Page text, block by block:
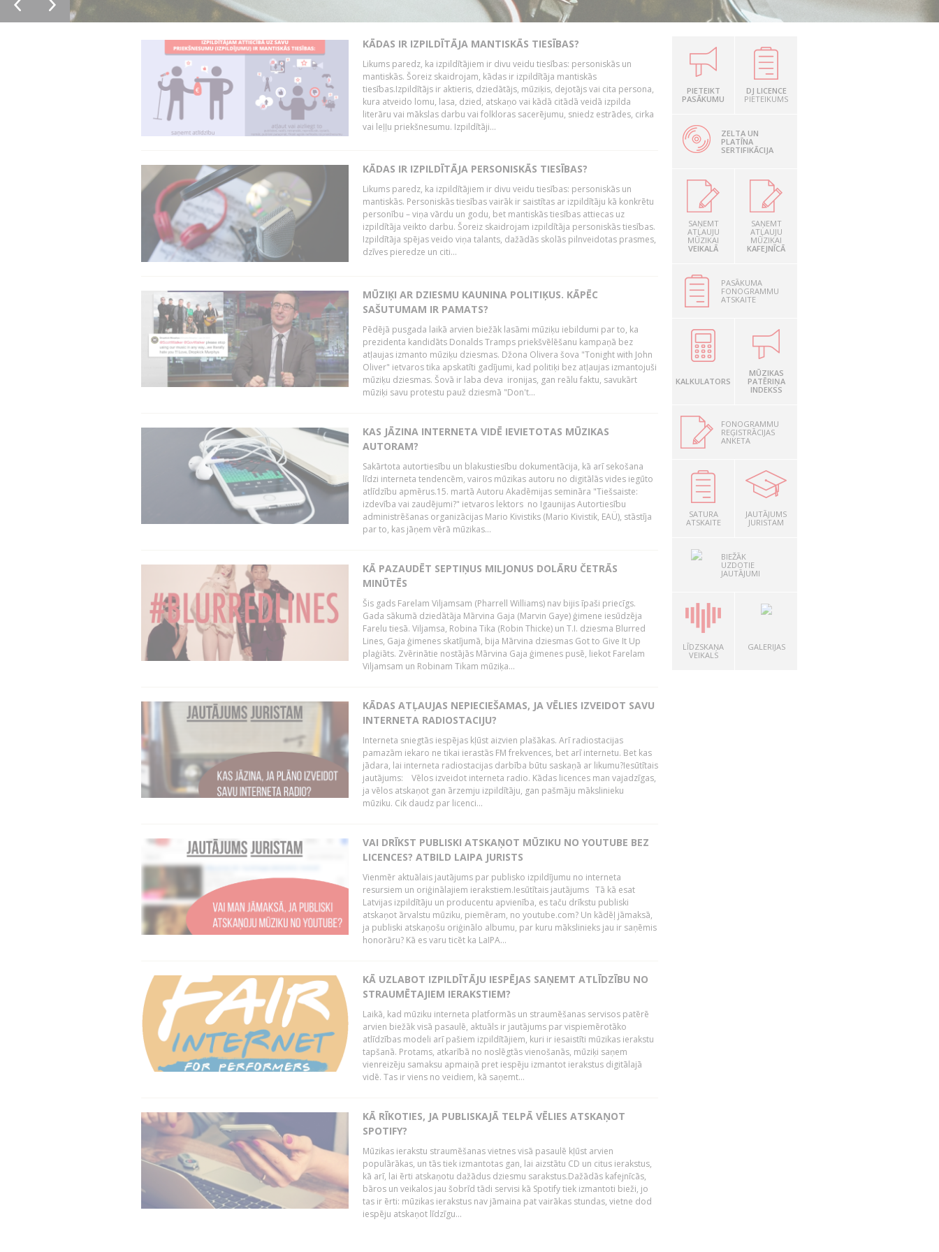
KĀDAS IR IZPILDĪTĀJA MANTISKĀS TIESĪBAS?
Likums paredz, ka izpildītājiem ir divu veidu tiesības: personiskās un
mantiskās. Šoreiz skaidrojam, kādas ir izpildītāja mantiskās
tiesības.Izpildītājs ir aktieris, dziedātājs, mūziķis, dejotājs vai cita persona,
kura atveido lomu, lasa, dzied, atskaņo vai kādā citādā veidā izpilda
literāru vai mākslas darbu vai folkloras sacerējumu, sniedz estrādes, cirka
vai leļļu priekšnesumu. Izpildītāji...
KĀDAS IR IZPILDĪTĀJA PERSONISKĀS TIESĪBAS?
Likums paredz, ka izpildītājiem ir divu veidu tiesības: personiskās un
mantiskās. Personiskās tiesības vairāk ir saistītas ar izpildītāju kā konkrētu
personību – viņa vārdu un godu, bet mantiskās tiesības attiecas uz
izpildītāja veikto darbu. Šoreiz skaidrojam izpildītāja personiskās tiesības.
Izpildītāja spējas veido viņa talants, dažādās skolās pilnveidotas prasmes,
dzīves pieredze un citi...
MŪZIĶI AR DZIESMU KAUNINA POLITIĶUS. KĀPĒC
SAŠUTUMAM IR PAMATS?
Pēdējā pusgada laikā arvien biežāk lasāmi mūziķu iebildumi par to, ka
prezidenta kandidāts Donalds Tramps priekšvēlēšanu kampaņā bez
atļaujas izmanto mūziķu dziesmas. Džona Olivera šova "Tonight with John
Oliver" ietvaros tika apskatīti gadījumi, kad politiķi bez atļaujas izmantojuši
mūziķu dziesmas. Šovā ir laba deva ironijas, gan reālu faktu, savukārt
mūziķi savu protestu pauž dziesmā "Don't...
KAS JĀZINA INTERNETA VIDĒ IEVIETOTAS MŪZIKAS
AUTORAM?
Sakārtota autortiesību un blakustiesību dokumentācija, kā arī sekošana
līdzi interneta tendencēm, vairos mūzikas autoru no digitālās vides iegūto
atlīdzību apmērus.15. martā Autoru Akadēmijas semināra "Tiešsaiste:
izdevība vai zaudējumi?" ietvaros lektors no Igaunijas Autortiesību
administrēšanas organizācijas Mario Kivistiks (Mario Kivistik, EAÜ), stāstīja
par to, kas jāņem vērā mūzikas...
KĀ PAZAUDĒT SEPTIŅUS MILJONUS DOLĀRU ČETRĀS
MINŪTĒS
Šis gads Farelam Viljamsam (Pharrell Williams) nav bijis īpaši priecīgs.
Gada sākumā dziedātāja Mārvina Gaja (Marvin Gaye) ģimene iesūdzēja
Farelu tiesā. Viljamsa, Robina Tika (Robin Thicke) un T.I. dziesma Blurred
Lines, Gaja ģimenes skatījumā, bija Mārvina dziesmas Got to Give It Up
plaģiāts. Zvērinātie nostājās Mārvina Gaja ģimenes pusē, liekot Farelam
Viljamsam un Robinam Tikam mūziķa...
KĀDAS ATĻAUJAS NEPIECIEŠAMAS, JA VĒLIES IZVEIDOT SAVU
INTERNETA RADIOSTACIJU?
Interneta sniegtās iespējas kļūst aizvien plašākas. Arī radiostacijas
pamazām iekaro ne tikai ierastās FM frekvences, bet arī internetu. Bet kas
jādara, lai interneta radiostacijas darbība būtu saskaņā ar likumu?Iesūtītais
jautājums: Vēlos izveidot interneta radio. Kādas licences man vajadzīgas,
ja vēlos atskaņot gan ārzemju izpildītāju, gan pašmāju mākslinieku
mūziku. Cik daudz par licenci...
VAI DRĪKST PUBLISKI ATSKAŅOT MŪZIKU NO YOUTUBE BEZ
LICENCES? ATBILD LAIPA JURISTS
Vienmēr aktuālais jautājums par publisko izpildījumu no interneta
resursiem un oriģinālajiem ierakstiem.Iesūtītais jautājums Tā kā esat
Latvijas izpildītāju un producentu apvienība, es taču drīkstu publiski
atskaņot ārvalstu mūziku, piemēram, no youtube.com? Un kādēļ jāmaksā,
ja publiski atskaņošu oriģinālo albumu, par kuru mākslinieks jau ir saņēmis
honorāru? Kā es varu ticēt ka LaIPA...
KĀ UZLABOT IZPILDĪTĀJU IESPĒJAS SAŅEMT ATLĪDZĪBU NO
STRAUMĒTAJIEM IERAKSTIEM?
Laikā, kad mūziku interneta platformās un straumēšanas servisos patērē
arvien biežāk visā pasaulē, aktuāls ir jautājums par vispiemērotāko
atlīdzības modeli arī pašiem izpildītājiem, kuri ir iesaistīti mūzikas ierakstu
tapšanā. Protams, atkarībā no noslēgtās vienošanās, mūziķi saņem
vienreizēju samaksu apmaiņā pret iespēju izmantot ierakstus digitālajā
vidē. Tas ir viens no veidiem, kā saņemt...
KĀ RĪKOTIES, JA PUBLISKAJĀ TELPĀ VĒLIES ATSKAŅOT
SPOTIFY?
Mūzikas ierakstu straumēšanas vietnes visā pasaulē kļūst arvien
populārākas, un tās tiek izmantotas gan, lai aizstātu CD un citus ierakstus,
kā arī, lai ērti atskaņotu dažādus dziesmu sarakstus.Dažādās kafejnīcās,
bāros un veikalos jau šobrīd tādi servisi kā Spotify tiek izmantoti bieži, jo
tas ir ērti: mūzikas ierakstus nav jāmaina pat vairākas stundas, vietne dod
iespēju atskaņot līdzīgu...
PIETEIKT
PASĀKUMU
DJ LICENCE
PIETEIKUMS
ZELTA UN
PLATĪNA
SERTIFIKĀCIJA
SAŅEMT
ATĻAUJU
MŪZIKAI
VEIKALĀ
SAŅEMT
ATĻAUJU
MŪZIKAI
KAFEJNĪCĀ
PASĀKUMA
FONOGRAMMU
ATSKAITE
KALKULATORS
MŪZIKAS
PATĒRIŅA
INDEKSS
FONOGRAMMU
REĢISTRĀCIJAS
ANKETA
SATURA
ATSKAITE
JAUTĀJUMS
JURISTAM
BIEŽĀK
UZDOTIE
JAUTĀJUMI
LĪDZSKAŅA
VEIKALS
GALERIJAS